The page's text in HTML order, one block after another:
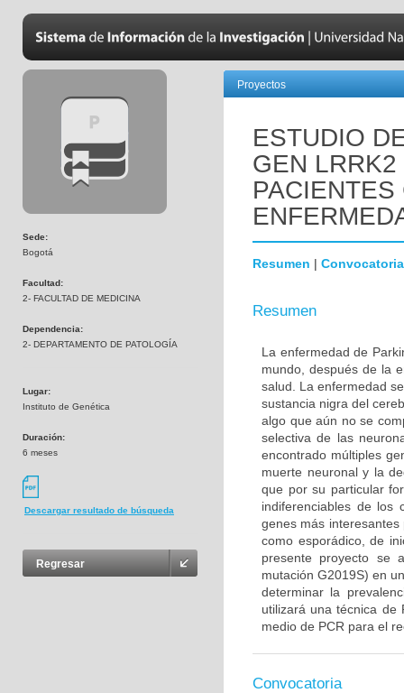
Sede:
Bogotá
Facultad:
2- FACULTAD DE MEDICINA
Dependencia:
2- DEPARTAMENTO DE PATOLOGÍA
Lugar:
Instituto de Genética
Duración:
6 meses
Descargar resultado de búsqueda
Regresar
Proyectos
ESTUDIO
GEN LRRK2
Resumen | Convocatoria
Resumen
La enfermedad de
mundo, después de la
salud. La enfermedad
sustancia nigra del
algo que aún no se
selectiva de las
encontrado múltiples
muerte neuronal y la
que por su particular
indiferenciables de los
genes más
como esporádico, de
presente proyecto se
mutación G2019S) en
determinar la
utilizará una técnica de
medio de PCR para el
Convocatoria